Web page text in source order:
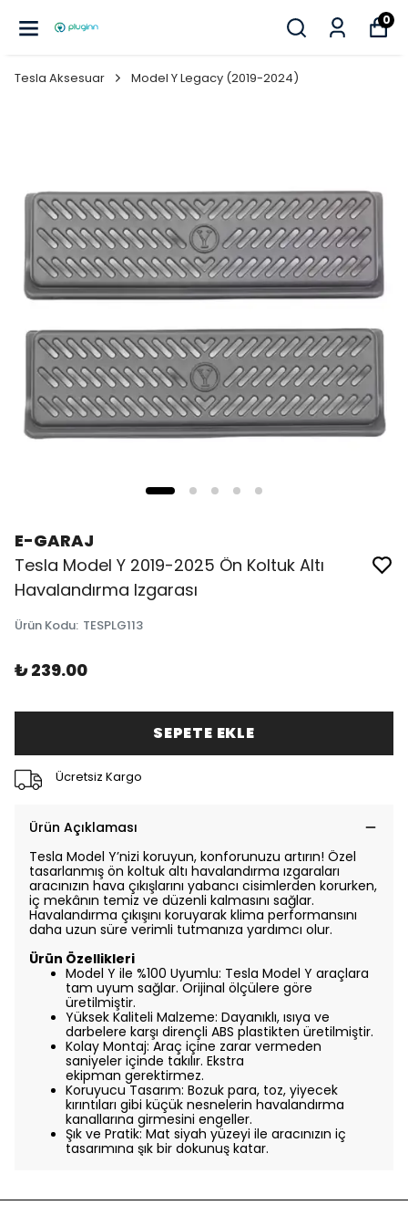
0
Tesla Aksesuar Model Y Legacy (2019-2024)
E-GARAJ
Tesla Model Y 2019-2025 Ön Koltuk Altı
Havalandırma Izgarası
Ürün Kodu: TESPLG113
₺ 239.00
SEPETE EKLE
Ücretsiz Kargo
Ürün Açıklaması
Tesla Model Y’nizi koruyun, konforunuzu artırın! Özel
tasarlanmış ön koltuk altı havalandırma ızgaraları
aracınızın hava çıkışlarını yabancı cisimlerden korurken,
iç mekânın temiz ve düzenli kalmasını sağlar.
Havalandırma çıkışını koruyarak klima performansını
daha uzun süre verimli tutmanıza yardımcı olur.
Ürün Özellikleri
Model Y ile %100 Uyumlu: Tesla Model Y araçlara
tam uyum sağlar. Orijinal ölçülere göre
üretilmiştir.
Yüksek Kaliteli Malzeme: Dayanıklı, ısıya ve
darbelere karşı dirençli ABS plastikten üretilmiştir.
Kolay Montaj: Araç içine zarar vermeden
saniyeler içinde takılır. Ekstra
ekipman gerektirmez.
Koruyucu Tasarım: Bozuk para, toz, yiyecek
kırıntıları gibi küçük nesnelerin havalandırma
kanallarına girmesini engeller.
Şık ve Pratik: Mat siyah yüzeyi ile aracınızın iç
tasarımına şık bir dokunuş katar.